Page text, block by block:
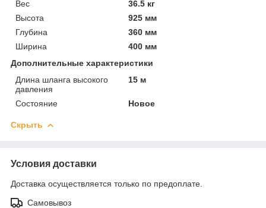
Вес
36.5 кг
Высота
925 мм
Глубина
360 мм
Ширина
400 мм
Дополнительные характеристики
Длина шланга высокого
давления
15 м
Состояние Новое
Скрыть
Условия доставки
Доставка осуществляется только по предоплате.
Самовывоз